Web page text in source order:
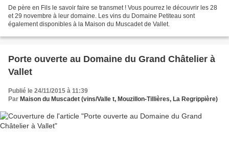
De père en Fils le savoir faire se transmet ! Vous pourrez le découvrir les 28
et 29 novembre à leur domaine. Les vins du Domaine Petiteau sont
également disponibles à la Maison du Muscadet de Vallet.
Porte ouverte au Domaine du Grand Châtelier à
Vallet
Publié le 24/11/2015 à 11:39
Par Maison du Muscadet (vins/Valle t, Mouzillon-Tillières, La Regrippière)